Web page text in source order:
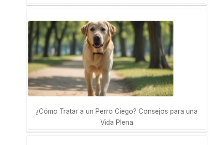
¿Cómo Tratar a un Perro Ciego? Consejos para una
Vida Plena